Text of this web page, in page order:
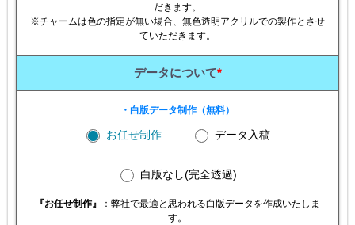
だきます。
※チャームは色の指定が無い場合、無色透明アクリルでの製作とさせ
ていただきます。
データについて*
・白版データ制作（無料）
お任せ制作 データ入稿
白版なし(完全透過)
『お任せ制作』
：弊社で最適と思われる白版データを作成いたしま
す。